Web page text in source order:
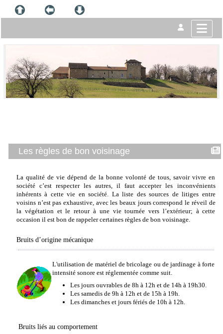
Les règles de bon voisinage
La qualité de vie dépend de la bonne volonté de tous, savoir vivre en
société c’est respecter les autres, il faut accepter les inconvénients
inhérents à cette vie en société. La liste des sources de litiges entre
voisins n’est pas exhaustive, avec les beaux jours correspond le réveil de
la végétation et le retour à une vie tournée vers l’extérieur; à cette
occasion il est bon de rappeler certaines règles de bon voisinage.
Bruits d’origine mécanique
L'utilisation de matériel de bricolage ou de jardinage à forte
intensité sonore est réglementée comme suit.
Les jours ouvrables de 8h à 12h et de 14h à 19h30.
Les samedis de 9h à 12h et de 15h à 19h.
Les dimanches et jours fériés de 10h à 12h.
Bruits liés au comportement